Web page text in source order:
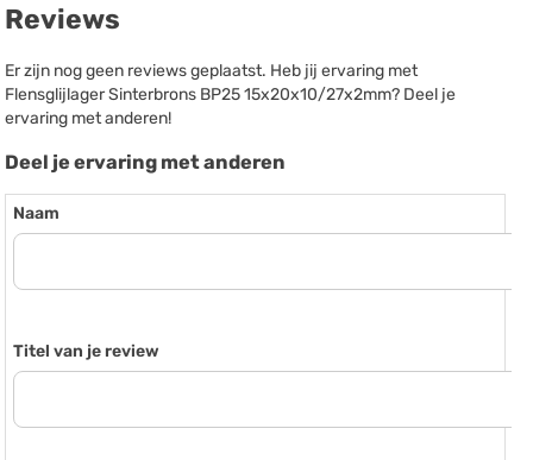
Reviews
Er zijn nog geen reviews geplaatst. Heb jij ervaring met
Flensglijlager Sinterbrons BP25 15x20x10/27x2mm? Deel je
ervaring met anderen!
Deel je ervaring met anderen
Naam
Titel van je review